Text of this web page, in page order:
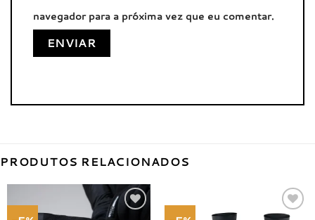
navegador para a próxima vez que eu comentar.
PRODUTOS RELACIONADOS